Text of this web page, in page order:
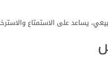
يساعد على الاستمتاع